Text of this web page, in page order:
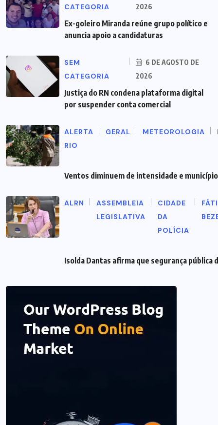
CATEGORIA
2026
Ex-goleiro Miranda reúne grupo político e
anuncia apoio a candidaturas
SEM
CATEGORIA
6 DE AGOSTO DE
2026
Justiça do RN condena plataforma digital
por suspender conta comercial
ALERTA
RIO
GERAL METEOROLOGIA
Ventos diminuem de intensidade e
ALRN
ASSEMBLEIA
LEGISLATIVA
CIDADE
DA
POLÍCIA
Isolda Dantas afirma que segurança